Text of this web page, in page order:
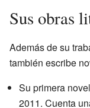
Sus obras
Además de su
también escribe
Su primera
2011. Cuenta